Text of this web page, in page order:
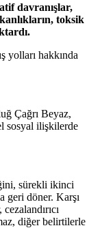
davranışlar,
toksik
hakkında
Çağrı Beyaz,
sosyal ilişkilerde
sürekli ikinci
geri döner. Karşı
diğer belirtilerle